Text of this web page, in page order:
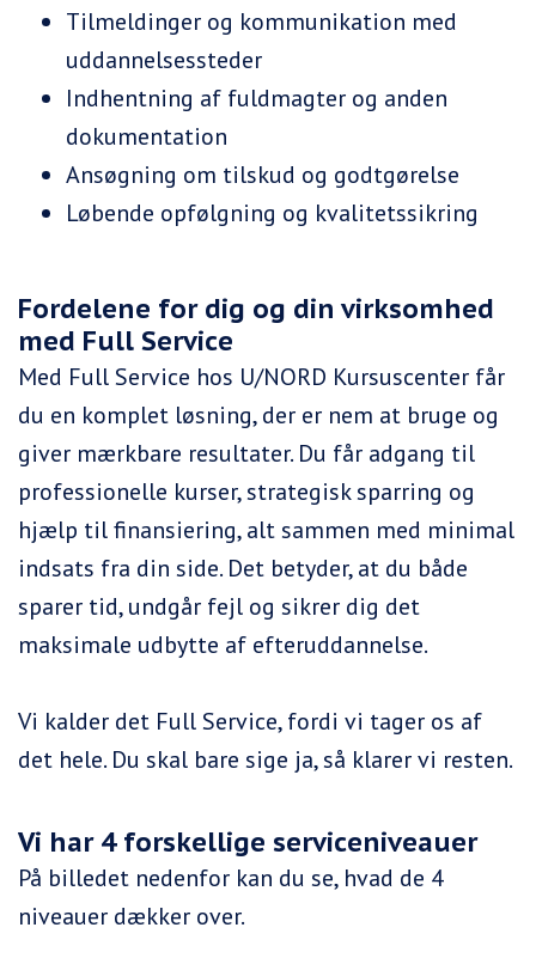
Tilmeldinger og kommunikation med
uddannelsessteder
Indhentning af fuldmagter og anden
dokumentation
Ansøgning om tilskud og godtgørelse
Løbende opfølgning og kvalitetssikring
Fordelene for dig og din virksomhed
med Full Service
Med Full Service hos U/NORD Kursuscenter får
du en komplet løsning, der er nem at bruge og
giver mærkbare resultater. Du får adgang til
professionelle kurser, strategisk sparring og
hjælp til finansiering, alt sammen med minimal
indsats fra din side. Det betyder, at du både
sparer tid, undgår fejl og sikrer dig det
maksimale udbytte af efteruddannelse.
Vi kalder det Full Service, fordi vi tager os af
det hele. Du skal bare sige ja, så klarer vi resten.
Vi har 4 forskellige serviceniveauer
På billedet nedenfor kan du se, hvad de 4
niveauer dækker over.